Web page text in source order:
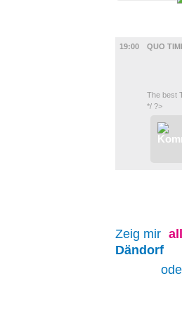
19:00
QUO
The best
*/ ?>
Zeig mir
Dändorf